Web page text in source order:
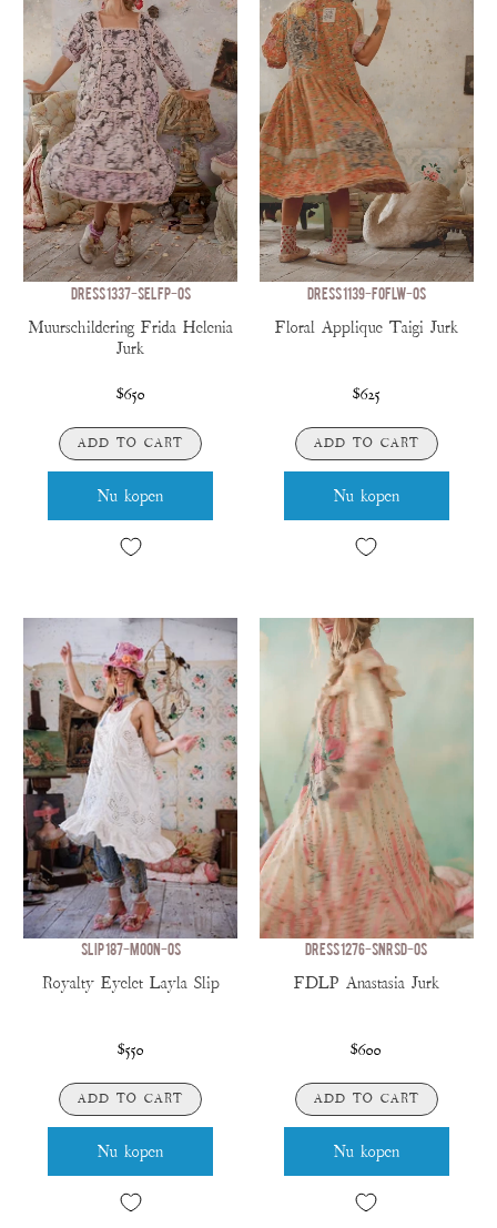
DRESS 1337-SELFP-OS
Muurschildering Frida Helenia
Jurk
$650
ADD TO CART
Nu kopen
DRESS 1139-FOFLW-OS
Floral Applique Taigi Jurk
$625
ADD TO CART
Nu kopen
SLIP 187-MOON-OS
Royalty Eyelet Layla Slip
$550
ADD TO CART
Nu kopen
DRESS 1276-SNRSD-OS
FDLP Anastasia Jurk
$600
ADD TO CART
Nu kopen